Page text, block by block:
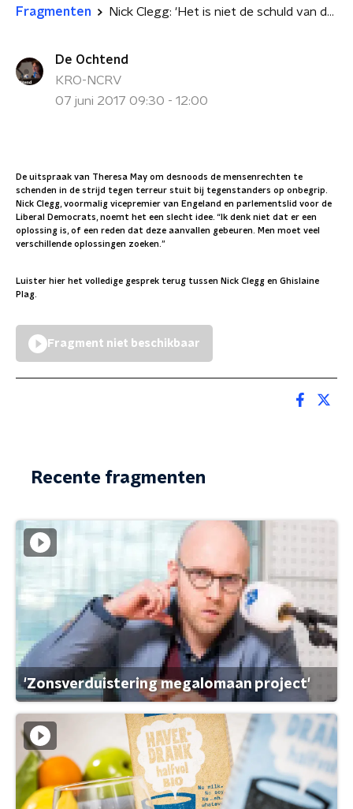
Fragmenten Nick Clegg: 'Het is niet de schuld van de mensenrechten dat deze aanslagen zijn gebeurd'
De Ochtend
KRO-NCRV
07 juni 2017 09:30 - 12:00
De uitspraak van Theresa May om desnoods de mensenrechten te
schenden in de strijd tegen terreur stuit bij tegenstanders op onbegrip.
Nick Clegg, voormalig vicepremier van Engeland en parlementslid voor de
Liberal Democrats, noemt het een slecht idee. “Ik denk niet dat er een
oplossing is, of een reden dat deze aanvallen gebeuren. Men moet veel
verschillende oplossingen zoeken.”
Luister hier het volledige gesprek terug tussen Nick Clegg en Ghislaine
Plag.
Fragment niet beschikbaar
Recente fragmenten
'Zonsverduistering megalomaan project'